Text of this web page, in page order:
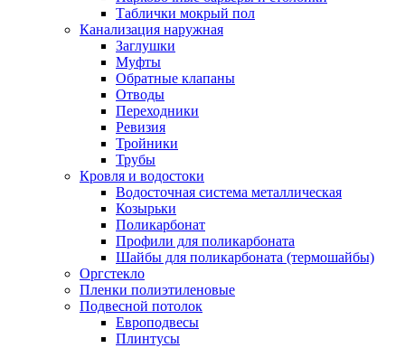
Таблички мокрый пол
Канализация наружная
Заглушки
Муфты
Обратные клапаны
Отводы
Переходники
Ревизия
Тройники
Трубы
Кровля и водостоки
Водосточная система металлическая
Козырьки
Поликарбонат
Профили для поликарбоната
Шайбы для поликарбоната (термошайбы)
Оргстекло
Пленки полиэтиленовые
Подвесной потолок
Европодвесы
Плинтусы